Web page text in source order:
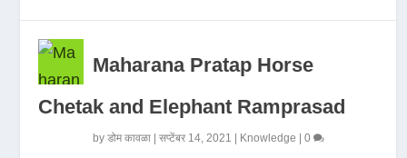
Maharana Pratap Horse
Chetak and Elephant Ramprasad
byडोम कावळा |सप्टेंबर 14, 2021 Knowledge |0